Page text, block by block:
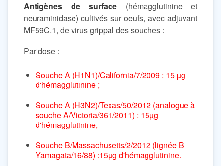
Antigènes de surface (hémagglutinine et
neuraminidase) cultivés sur oeufs, avec adjuvant
MF59C.1, de virus grippal des souches :
Par dose :
Souche A (H1N1)/California/7/2009 : 15 µg
d'hémagglutinine ;
Souche A (H3N2)/Texas/50/2012 (analogue à
souche A/Victoria/361/2011) : 15µg
d'hémagglutinine;
Souche B/Massachusetts/2/2012 (lignée B
Yamagata/16/88) :15µg d'hémagglutinine.